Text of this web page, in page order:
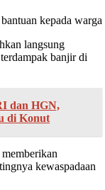
kepada
langsung
banjir di
dan HGN,
di Konut
kewaspadaan